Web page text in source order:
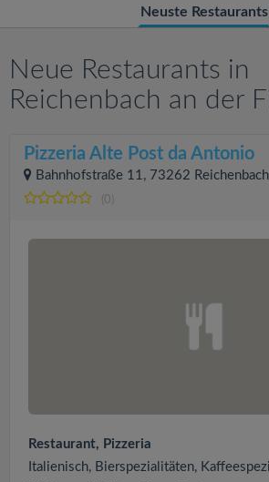
Neuste Restaurants
Neue Restaurants in
Reichenbach an der
Pizzeria Alte Post da Antonio
Bahnhofstraße 11, 73262
(0)
Restaurant, Pizzeria
Italienisch, Bierspezialitäten,